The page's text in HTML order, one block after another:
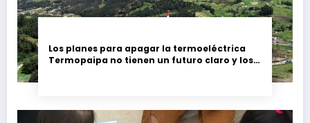
Los planes para apagar la termoeléctrica
Termopaipa no tienen un futuro claro y los